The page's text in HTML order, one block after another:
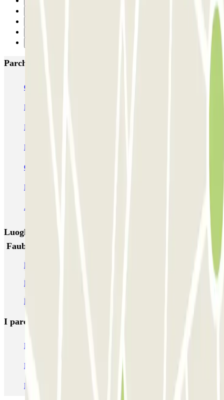
Parcheggi più popolari a Lille
Gare de Lille-Europe ECTOR - Service Voiturier
Blue Valet - Gare de Lille Europe
INDIGO Lille Plaza
Le Lil Club - Porte de Valenciennes Zenpark
Campanile - Place Vauban Zenpark
Mon Voiturier Lillois - Gares Europe et Flandres Lille
AEROPARK PREMIUM - Gares de Lille - Service voiturier
Luoghi ed eventi che potrebbero interessarti vicino a
Faubourg de Roubaix - Lille Europe Zenpark
Parcheggio vicino alla stazione ferroviaria Euralille di Lille
Parcheggio vicino alla Grand'Place de Lille
Parcheggio vicino al Quartiere Vieux Lille
I parcheggi
Parcheggio Venezia
Parcheggio Roma Parcheggio Milano
Parcheggio Malpensa Terminal 1